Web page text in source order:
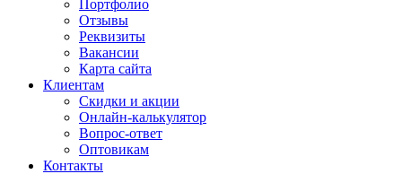
Портфолио
Отзывы
Реквизиты
Вакансии
Карта сайта
Клиентам
Скидки и акции
Онлайн-калькулятор
Вопрос-ответ
Оптовикам
Контакты